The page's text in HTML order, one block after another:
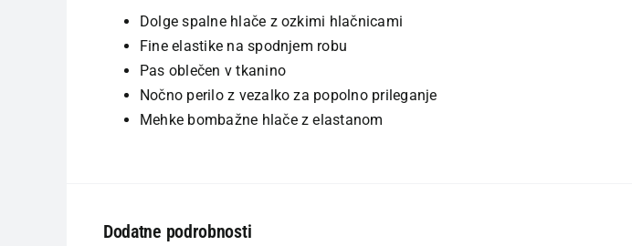
Dolge spalne hlače z ozkimi hlačnicami
Fine elastike na spodnjem robu
Pas oblečen v tkanino
Nočno perilo z vezalko za popolno prileganje
Mehke bombažne hlače z elastanom
Dodatne podrobnosti